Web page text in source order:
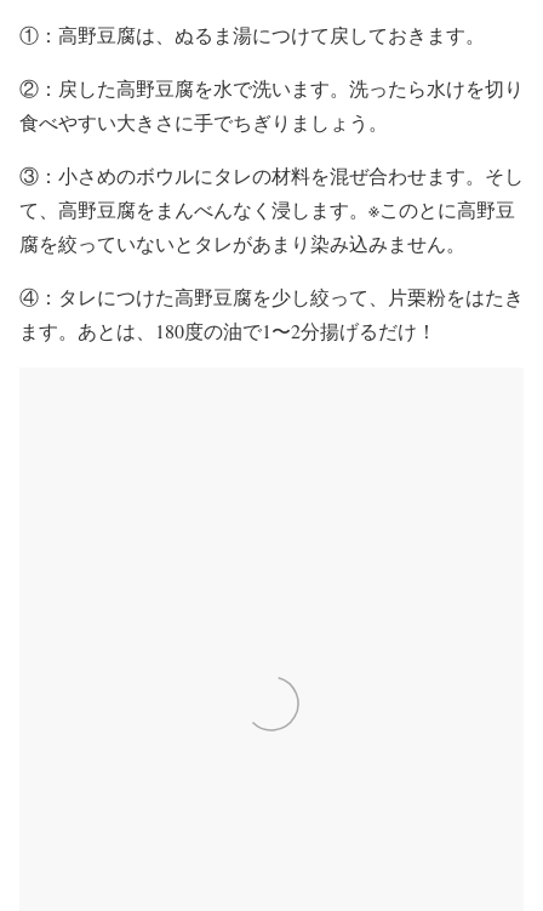
①：高野豆腐は、ぬるま湯につけて戻しておきます。
②：戻した高野豆腐を水で洗います。洗ったら水けを切り
食べやすい大きさに手でちぎりましょう。
③：小さめのボウルにタレの材料を混ぜ合わせます。そし
て、高野豆腐をまんべんなく浸します。※このとに高野豆
腐を絞っていないとタレがあまり染み込みません。
④：タレにつけた高野豆腐を少し絞って、片栗粉をはたき
ます。あとは、180度の油で1〜2分揚げるだけ！